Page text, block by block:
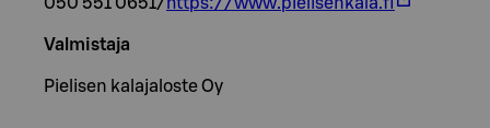
Valmistaja
Pielisen kalajaloste Oy